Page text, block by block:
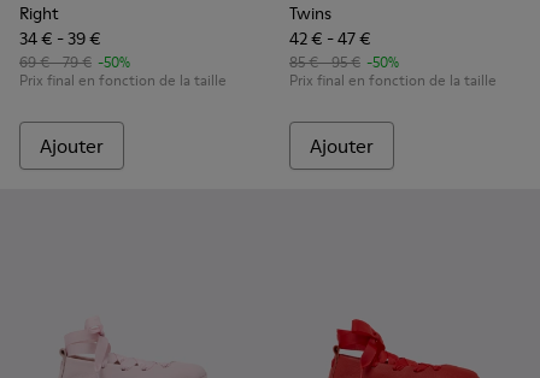
Right
34 € - 39 €
69 € - 79 € -50%
Prix final en fonction de la taille
Ajouter
Twins
42 € - 47 €
85 € - 95 € -50%
Prix final en fonction de la taille
Ajouter